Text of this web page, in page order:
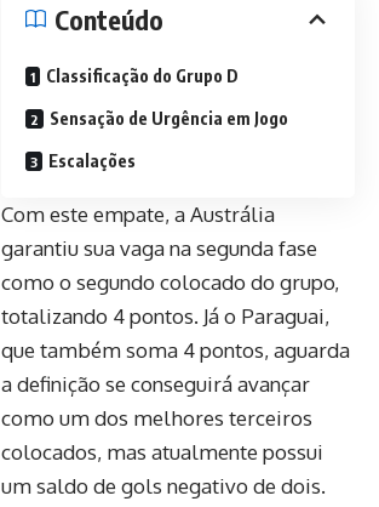
Conteúdo
Classificação do Grupo D
Sensação de Urgência em Jogo
Escalações
Com este empate, a Austrália
garantiu sua vaga na segunda fase
como o segundo colocado do grupo,
totalizando 4 pontos. Já o Paraguai,
que também soma 4 pontos, aguarda
a definição se conseguirá avançar
como um dos melhores terceiros
colocados, mas atualmente possui
um saldo de gols negativo de dois.